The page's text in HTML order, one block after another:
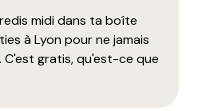
midi dans ta boîte
à Lyon pour ne jamais
C'est gratis, qu'est-ce que